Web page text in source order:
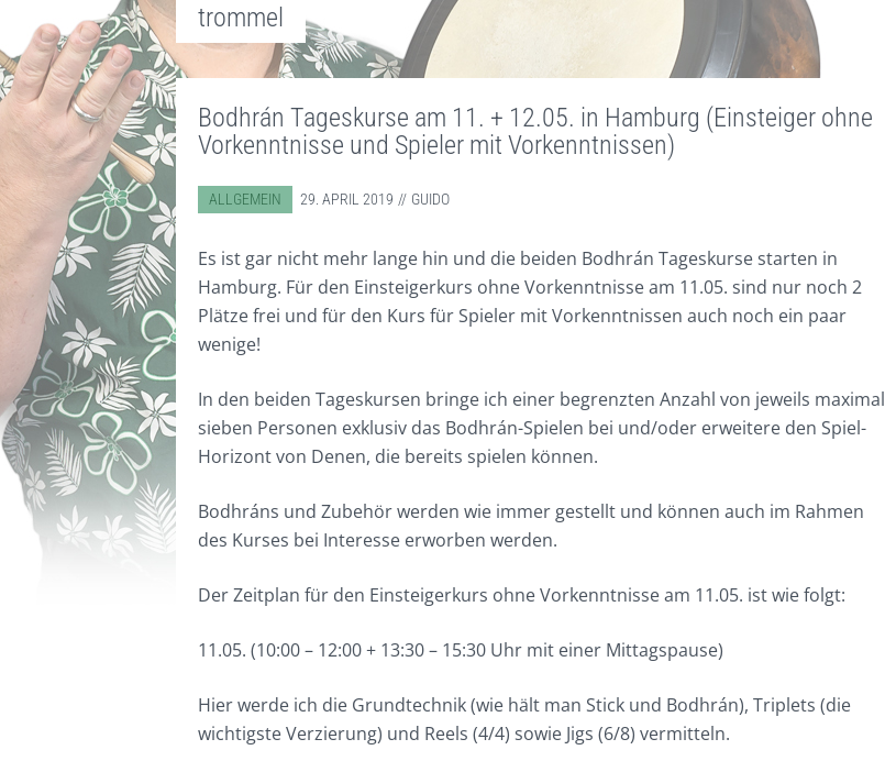
trommel
Bodhrán Tageskurse am 11. + 12.05. in Hamburg (Einsteiger ohne
Vorkenntnisse und Spieler mit Vorkenntnissen)
ABGELEGT IN:
ALLGEMEIN 29. APRIL 2019 GUIDO
Es ist gar nicht mehr lange hin und die beiden Bodhrán Tageskurse starten in
Hamburg. Für den Einsteigerkurs ohne Vorkenntnisse am 11.05. sind nur noch 2
Plätze frei und für den Kurs für Spieler mit Vorkenntnissen auch noch ein paar
wenige!
In den beiden Tageskursen bringe ich einer begrenzten Anzahl von jeweils maximal
sieben Personen exklusiv das Bodhrán-Spielen bei und/oder erweitere den Spiel-
Horizont von Denen, die bereits spielen können.
Bodhráns und Zubehör werden wie immer gestellt und können auch im Rahmen
des Kurses bei Interesse erworben werden.
Der Zeitplan für den Einsteigerkurs ohne Vorkenntnisse am 11.05. ist wie folgt:
11.05. (10:00 – 12:00 + 13:30 – 15:30 Uhr mit einer Mittagspause)
Hier werde ich die Grundtechnik (wie hält man Stick und Bodhrán), Triplets (die
wichtigste Verzierung) und Reels (4/4) sowie Jigs (6/8) vermitteln.